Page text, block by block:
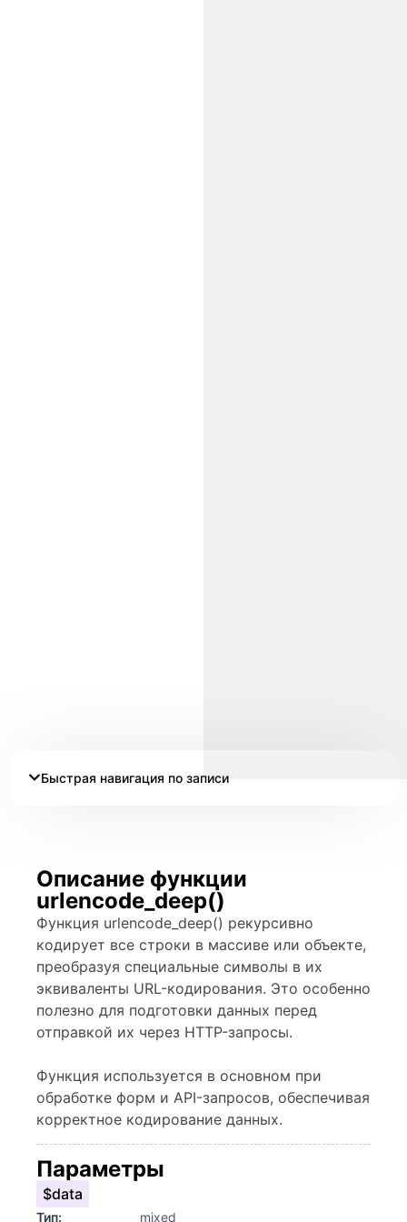
Быстрая навигация по записи
Описание функции
urlencode_deep()
Функция urlencode_deep() рекурсивно
кодирует все строки в массиве или объекте,
преобразуя специальные символы в их
эквиваленты URL-кодирования. Это особенно
полезно для подготовки данных перед
отправкой их через HTTP-запросы.
Функция используется в основном при
обработке форм и API-запросов, обеспечивая
корректное кодирование данных.
Параметры
$data
Тип: mixed